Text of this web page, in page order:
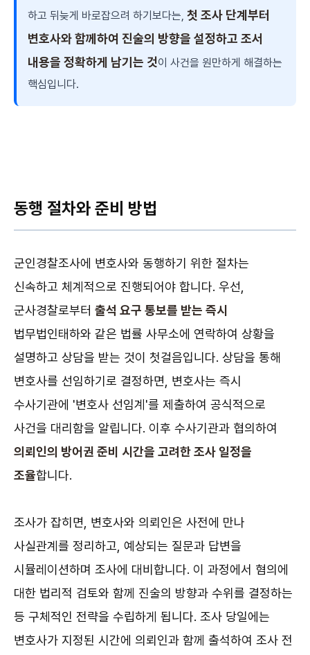
하고 뒤늦게 바로잡으려 하기보다는, 첫 조사 단계부터
변호사와 함께하여 진술의 방향을 설정하고 조서
내용을 정확하게 남기는 것이 사건을 원만하게 해결하는
핵심입니다.
동행 절차와 준비 방법
군인경찰조사에 변호사와 동행하기 위한 절차는
신속하고 체계적으로 진행되어야 합니다. 우선,
군사경찰로부터 출석 요구 통보를 받는 즉시
법무법인태하와 같은 법률 사무소에 연락하여 상황을
설명하고 상담을 받는 것이 첫걸음입니다. 상담을 통해
변호사를 선임하기로 결정하면, 변호사는 즉시
수사기관에 '변호사 선임계'를 제출하여 공식적으로
사건을 대리함을 알립니다. 이후 수사기관과 협의하여
의뢰인의 방어권 준비 시간을 고려한 조사 일정을
조율합니다.
조사가 잡히면, 변호사와 의뢰인은 사전에 만나
사실관계를 정리하고, 예상되는 질문과 답변을
시뮬레이션하며 조사에 대비합니다. 이 과정에서 혐의에
대한 법리적 검토와 함께 진술의 방향과 수위를 결정하는
등 구체적인 전략을 수립하게 됩니다. 조사 당일에는
변호사가 지정된 시간에 의뢰인과 함께 출석하여 조사 전